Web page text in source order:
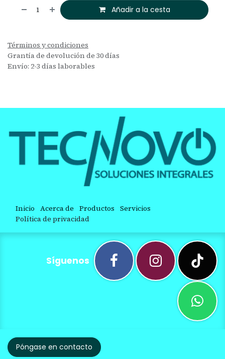
Añadir a la cesta
Términos y condiciones
Grantía de devolución de 30 días
Envío: 2-3 días laborables
Inicio Acerca de Productos Servicios
Política de privacidad
Síguenos
Póngase en contacto